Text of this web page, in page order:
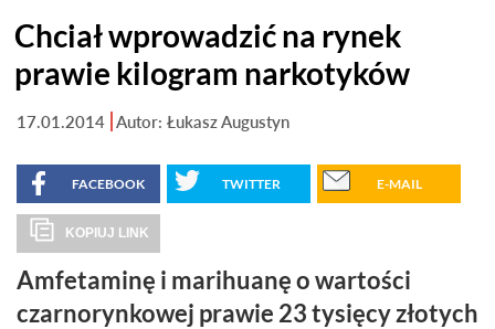
Chciał wprowadzić na rynek
prawie kilogram narkotyków
17.01.2014 Autor: Łukasz Augustyn
FACEBOOK TWITTER E-MAIL
KOPIUJ LINK
Amfetaminę i marihuanę o wartości
czarnorynkowej prawie 23 tysięcy złotych